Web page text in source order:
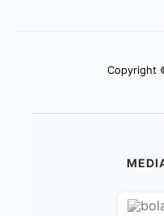
Copyright